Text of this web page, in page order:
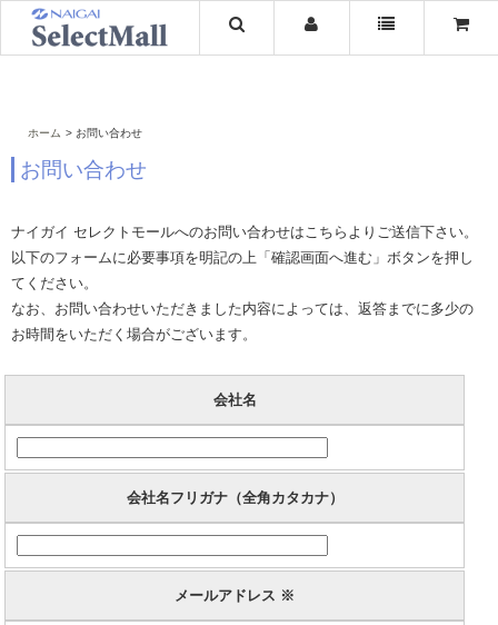
ホーム お問い合わせ
お問い合わせ
ナイガイ セレクトモールへのお問い合わせはこちらよりご送信下さい。
以下のフォームに必要事項を明記の上「確認画面へ進む」ボタンを押し
てください。
なお、お問い合わせいただきました内容によっては、返答までに多少の
お時間をいただく場合がございます。
会社名
会社名フリガナ（全角カタカナ）
メールアドレス ※